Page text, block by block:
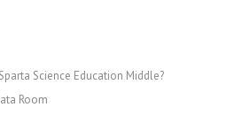
Science Education Middle?
Room